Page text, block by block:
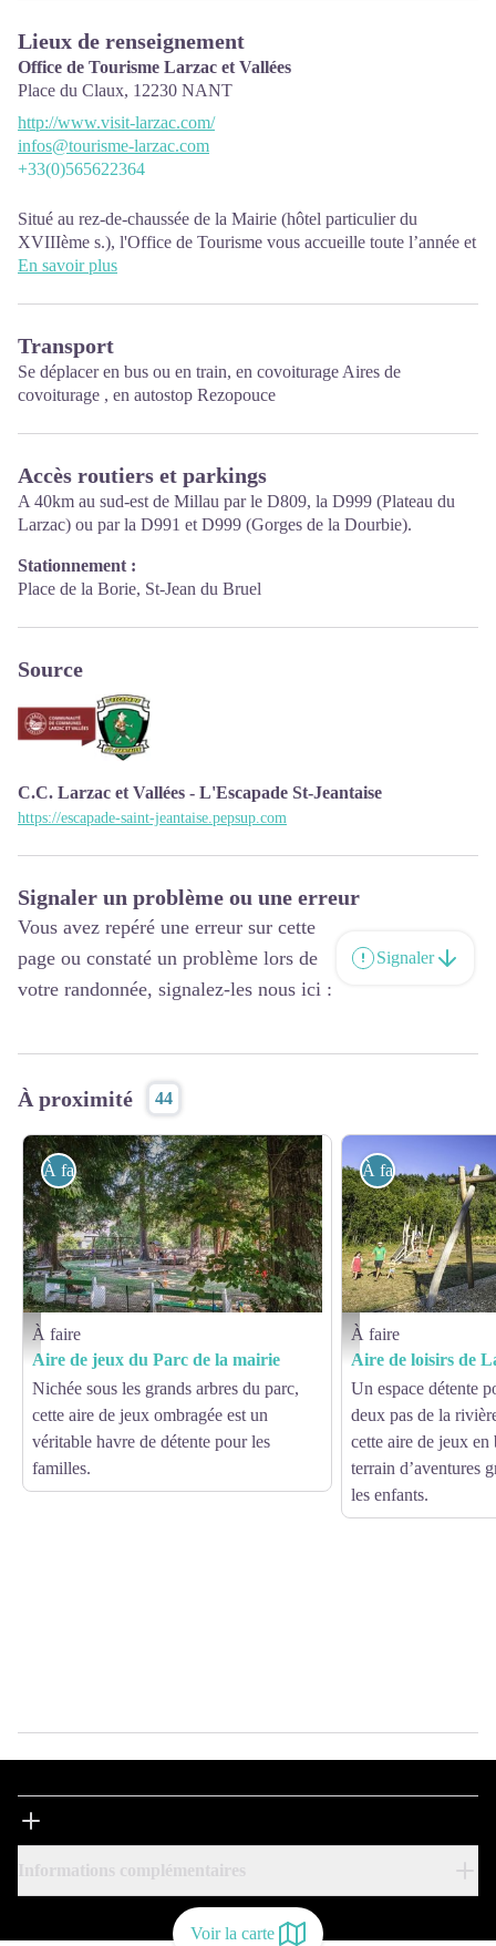
Voir la carte
Lieux de renseignement
Office de Tourisme Larzac et Vallées
Place du Claux, 12230 NANT
http://www.visit-larzac.com/
infos@tourisme-larzac.com
+33(0)565622364
Situé au rez-de-chaussée de la Mairie (hôtel particulier du
XVIIIème s.), l'Office de Tourisme vous accueille toute l’année et
met à votre disposition de la documentation touristique sur le
Périodes d’ouvertures :
De novembre à février : mardi 9h00-12h30
Avril : mardi au vendredi 10h00-12h30 et 14h00-17h30
Juillet et août: tous les jours 09h00-13h00
Septembre : mardi au samedi 10h00-12h30 et 14h00-17h30
Octobre : mardi au vendredi 9h00-12h30
En savoir plus
Transport
Se déplaceren bus ou en train, en covoiturage Aires de
covoiturage , en autostop Rezopouce
Accès routiers et parkings
A 40km au sud-est de Millau par le D809, la D999 (Plateau du
Larzac) ou par la D991 et D999 (Gorges de la Dourbie).
Stationnement :
Place de la Borie, St-Jean du Bruel
Source
C.C. Larzac et Vallées - L'Escapade St-Jeantaise
https://escapade-saint-jeantaise.pepsup.com
Signaler un problème ou une erreur
Vous avez repéré une erreur sur cette
page ou constaté un problème lors de
votre randonnée, signalez-les nous ici :
Signaler
À proximité 44
©V. Govignon - OT Larzac Vallées
À faire
À faire
Aire de jeux du Parc de la mairie
Nichée sous les grands arbres du parc,
cette aire de jeux ombragée est un
véritable havre de détente pour les
familles.
Aire de loisirs de La
À faire
À faire
Aire de loisirs de
Un espace détente
deux pas de la
cette aire de jeux
terrain d’aventures
les enfants.
Informations complémentaires